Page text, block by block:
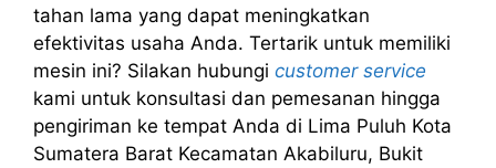
tahan lama yang dapat meningkatkan
efektivitas usaha Anda. Tertarik untuk memiliki
mesin ini? Silakan hubungi customer service
kami untuk konsultasi dan pemesanan hingga
pengiriman ke tempat Anda di Lima Puluh Kota
Sumatera Barat Kecamatan Akabiluru, Bukit